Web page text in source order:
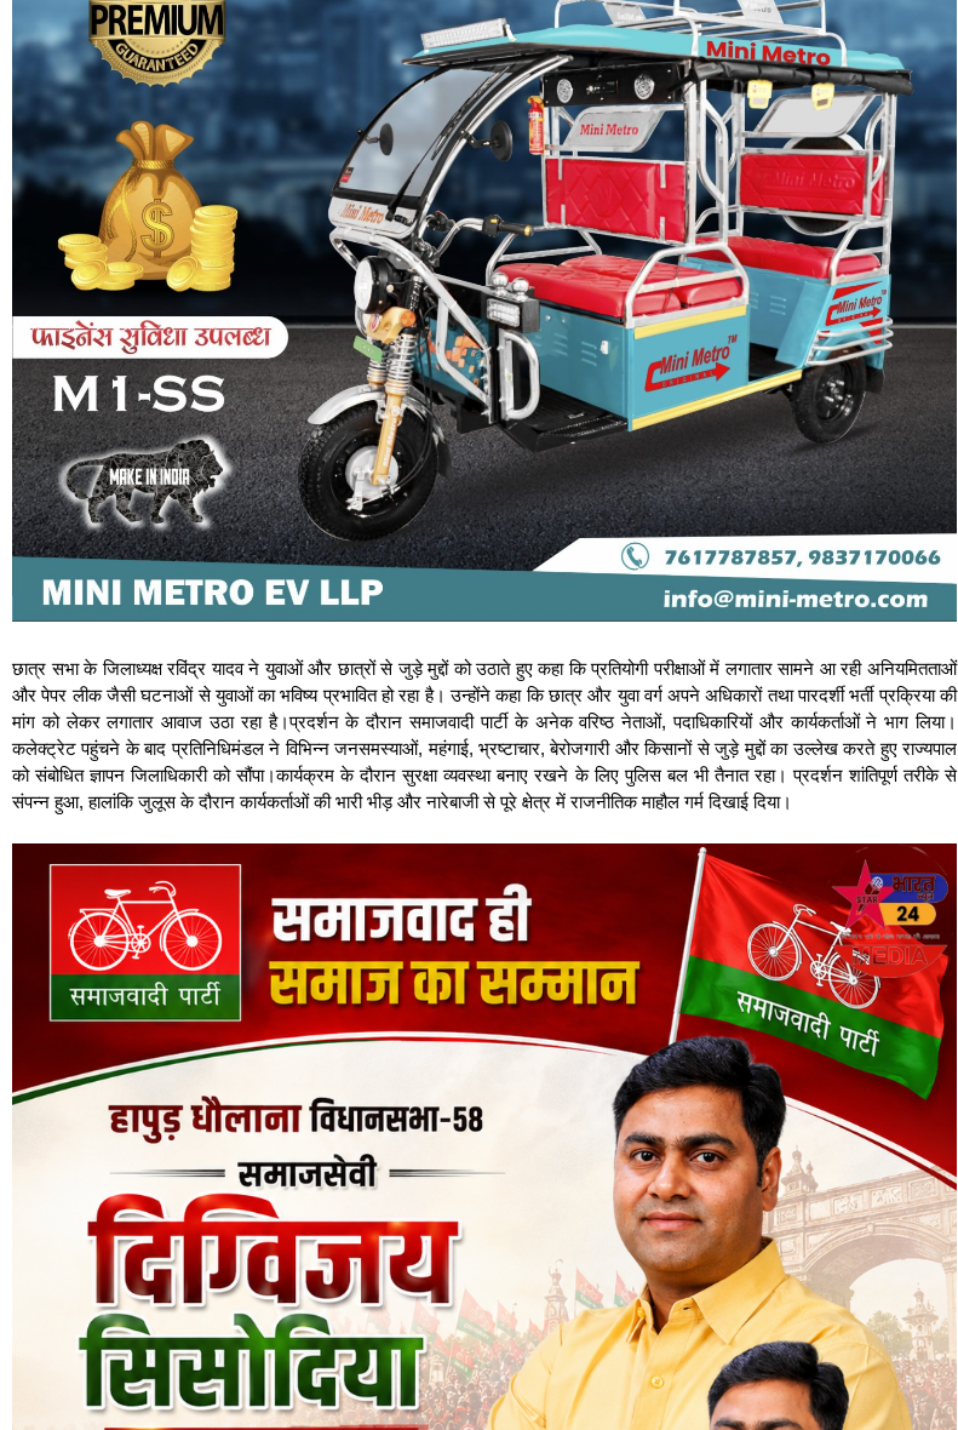
छात्र सभा के जिलाध्यक्ष रविंद्र यादव ने युवाओं और छात्रों से जुड़े मुद्दों को उठाते हुए कहा कि प्रतियोगी परीक्षाओं में लगातार सामने आ रही अनियमितताओं
और पेपर लीक जैसी घटनाओं से युवाओं का भविष्य प्रभावित हो रहा है। उन्होंने कहा कि छात्र और युवा वर्ग अपने अधिकारों तथा पारदर्शी भर्ती प्रक्रिया की
मांग को लेकर लगातार आवाज उठा रहा है।प्रदर्शन के दौरान समाजवादी पार्टी के अनेक वरिष्ठ नेताओं, पदाधिकारियों और कार्यकर्ताओं ने भाग लिया।
कलेक्ट्रेट पहुंचने के बाद प्रतिनिधिमंडल ने विभिन्न जनसमस्याओं, महंगाई, भ्रष्टाचार, बेरोजगारी और किसानों से जुड़े मुद्दों का उल्लेख करते हुए राज्यपाल
को संबोधित ज्ञापन जिलाधिकारी को सौंपा।कार्यक्रम के दौरान सुरक्षा व्यवस्था बनाए रखने के लिए पुलिस बल भी तैनात रहा। प्रदर्शन शांतिपूर्ण तरीके से
संपन्न हुआ, हालांकि जुलूस के दौरान कार्यकर्ताओं की भारी भीड़ और नारेबाजी से पूरे क्षेत्र में राजनीतिक माहौल गर्म दिखाई दिया।